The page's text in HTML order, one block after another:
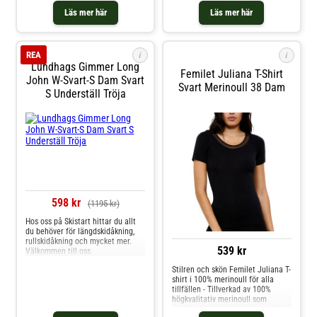
Polyamid 13% Elastan 2%
Läs mer här
mellanlager året runt till alla
möjliga aktiviteter. Material: 80 %
ull, 20 % polyamid
Läs mer här
har en unik 2-lagers konstruktion
med mjuk och varm merinoull på
utsidan, och Lifa® Stay Warm
värme, fukttransport och komfort.
43% polypropen
i
Lundhags Gimmer Long
John W-Svart-S Dam Svart
S Underställ Tröja
REA
598 kr (1195 kr)
Hos oss på Skistart hittar du allt
du behöver för längdskidåkning,
rullskidåkning och mycket mer.
Välkommen till oss.
i
Femilet Juliana T-Shirt
Svart Merinoull 38 Dam
539 kr
Stilren och skön Femilet Juliana T-
shirt i 100% merinoull för alla
tillfällen - Tillverkad av 100%
högkvalitativ merinoull som
reglerar kroppstemperatur och